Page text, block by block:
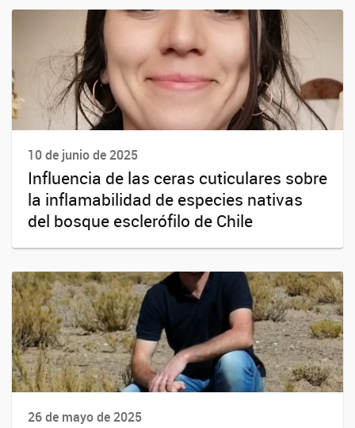
10 de junio de 2025
Influencia de las ceras cuticulares sobre
la inflamabilidad de especies nativas
del bosque esclerófilo de Chile
26 de mayo de 2025